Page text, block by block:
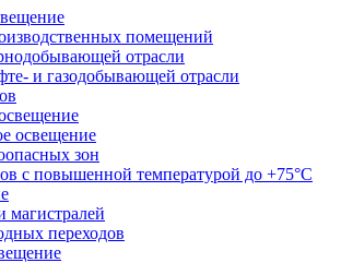
помещений
отрасли
и газодобывающей отрасли
освещение
зон
с повышенной температурой до +75°C
магистралей
переходов